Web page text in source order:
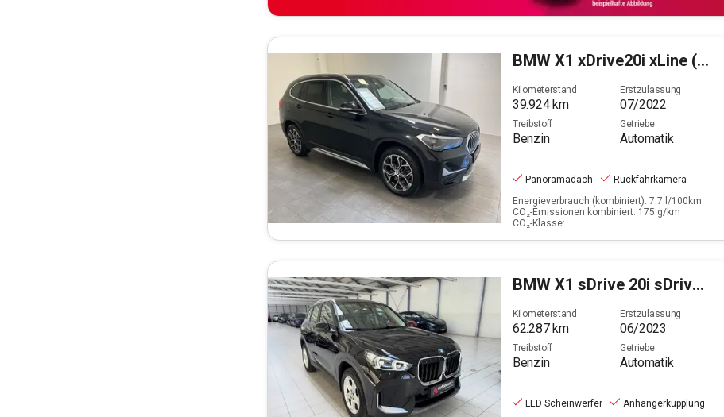
BMW X1 xDrive20i xLine (EURO 6d)
Kilometerstand
39.924km
Erstzulassung
07/2022
Treibstoff
Benzin
Getriebe
Automatik
Panoramadach
Rückfahrkamera
Energieverbrauch (kombiniert): 7.7 l/100km
CO₂-Emissionen kombiniert: 175 g/km
CO₂-Klasse:
BMW X1 sDrive 20i sDrive (OPF)(EURO 6d)
Kilometerstand
62.287km
Erstzulassung
06/2023
Treibstoff
Benzin
Getriebe
Automatik
LED Scheinwerfer
Anhängerkupplung